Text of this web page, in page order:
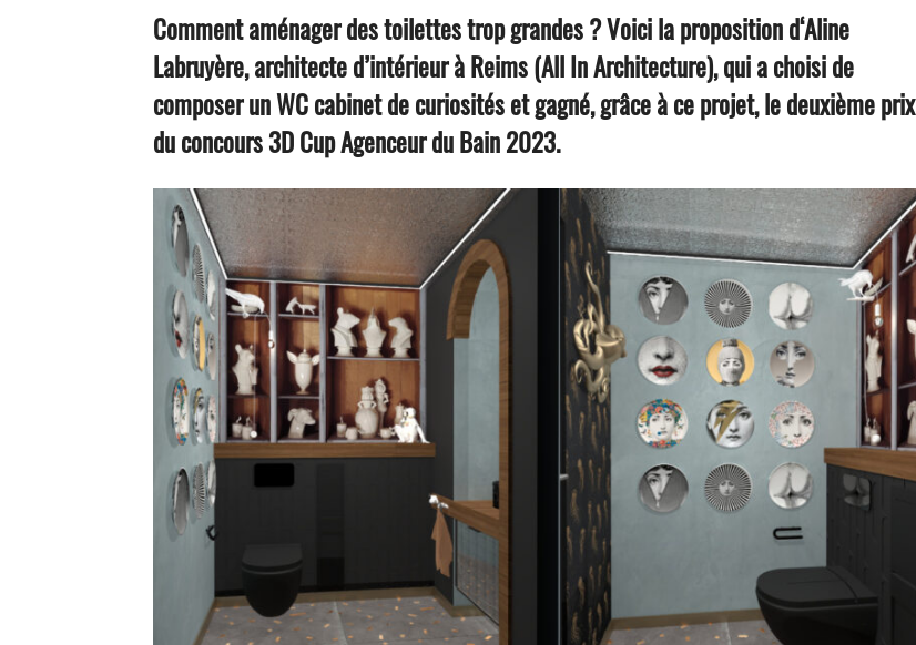
Comment aménager des toilettes trop grandes ? Voici la proposition d‘Aline
Labruyère,architecte d’intérieur à Reims (All In Architecture), qui a choisi de
composer un WC cabinet de curiosités et gagné, grâce à ce projet, le deuxième prix
du concours 3D Cup Agenceur du Bain 2023.